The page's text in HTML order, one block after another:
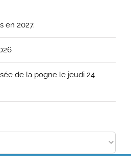
en 2027.
de la pogne le jeudi 24